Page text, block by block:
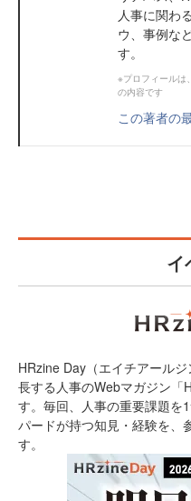
人事に関わ
ウ、事例な
す。
※プロフィールは
の内容です
この著者の
イ
HRzine Day（エイチアール
長する人事のWebマガジン「
す。毎回、人事の重要課題を
パードが持つ知見・経験を、
す。